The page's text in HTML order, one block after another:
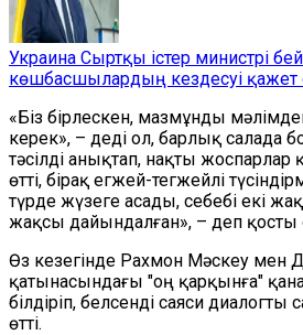
Украина Сыртқы істер министрі
көшбасшылардың кездесуі қажет
«Біз бірлескен, мазмұнды
керек», – деді ол, барлық салада
тәсілді анықтап, нақты жоспарлар
өтті, бірақ егжей-тегжейлі
түрде жүзеге асады, себебі екі жақ
жақсы дайындалған», – деп қосты
Өз кезегінде Рахмон Мәскеу мен
қатынасындағы "оң қарқынға"
білдіріп, белсенді саяси диалогты
өтті.